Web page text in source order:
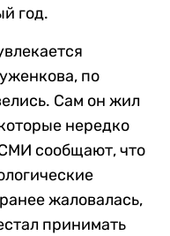
год.
по
Сам он жил
нередко
сообщают, что
жаловалась,
принимать